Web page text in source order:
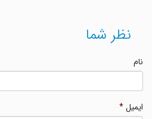
نظر شما
ایمیل*